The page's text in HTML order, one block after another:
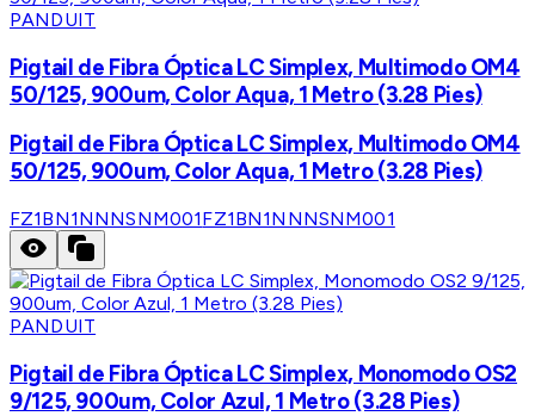
PANDUIT
Pigtail de Fibra Óptica LC Simplex, Multimodo OM4
50/125, 900um, Color Aqua, 1 Metro (3.28 Pies)
Pigtail de Fibra Óptica LC Simplex, Multimodo OM4
50/125, 900um, Color Aqua, 1 Metro (3.28 Pies)
FZ1BN1NNNSNM001FZ1BN1NNNSNM001
PANDUIT
Pigtail de Fibra Óptica LC Simplex, Monomodo OS2
9/125, 900um, Color Azul, 1 Metro (3.28 Pies)